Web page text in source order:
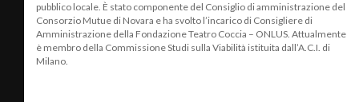
pubblico locale. È stato componente del Consiglio di amministrazione del
Consorzio Mutue di Novara e ha svolto l’incarico di Consigliere di
Amministrazione della Fondazione Teatro Coccia – ONLUS. Attualmente
è membro della Commissione Studi sulla Viabilità istituita dall’A.C.I. di
Milano.